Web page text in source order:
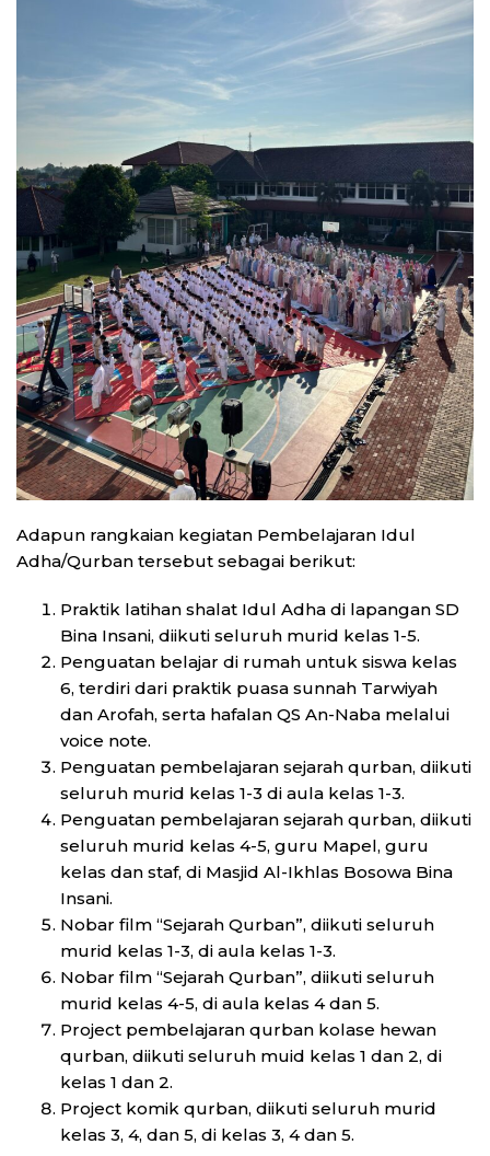
Adapun rangkaian kegiatan Pembelajaran Idul
Adha/Qurban tersebut sebagai berikut:
Praktik latihan shalat Idul Adha di lapangan SD
Bina Insani, diikuti seluruh murid kelas 1-5.
Penguatan belajar di rumah untuk siswa kelas
6, terdiri dari praktik puasa sunnah Tarwiyah
dan Arofah, serta hafalan QS An-Naba melalui
voice note.
Penguatan pembelajaran sejarah qurban, diikuti
seluruh murid kelas 1-3 di aula kelas 1-3.
Penguatan pembelajaran sejarah qurban, diikuti
seluruh murid kelas 4-5, guru Mapel, guru
kelas dan staf, di Masjid Al-Ikhlas Bosowa Bina
Insani.
Nobar film “Sejarah Qurban”, diikuti seluruh
murid kelas 1-3, di aula kelas 1-3.
Nobar film “Sejarah Qurban”, diikuti seluruh
murid kelas 4-5, di aula kelas 4 dan 5.
Project pembelajaran qurban kolase hewan
qurban, diikuti seluruh muid kelas 1 dan 2, di
kelas 1 dan 2.
Project komik qurban, diikuti seluruh murid
kelas 3, 4, dan 5, di kelas 3, 4 dan 5.